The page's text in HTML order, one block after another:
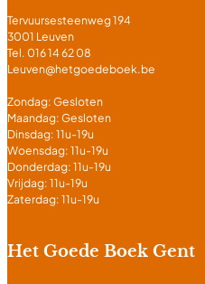
Tervuursesteenweg 194
3001 Leuven
Tel. 016 14 62 08
Leuven@hetgoedeboek.be
Zondag: Gesloten
Maandag: Gesloten
Dinsdag: 11u-19u
Woensdag: 11u-19u
Donderdag: 11u-19u
Vrijdag: 11u-19u
Zaterdag: 11u-19u
Het Goede Boek Gent